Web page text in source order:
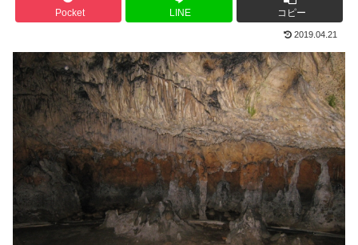
Pocket LINE コピー
2019.04.21